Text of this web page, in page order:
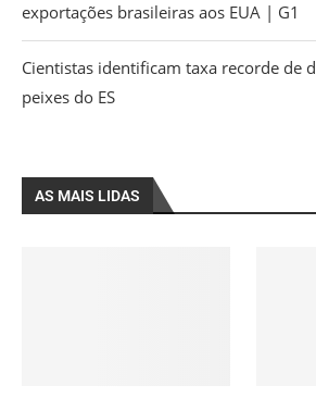
exportações brasileiras aos EUA | G1
Cientistas identificam taxa recorde de
peixes do ES
AS MAIS LIDAS